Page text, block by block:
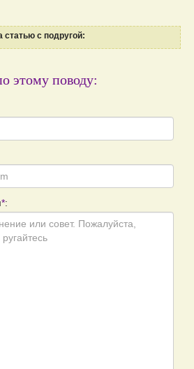
статью с подругой:
этому поводу:
*: